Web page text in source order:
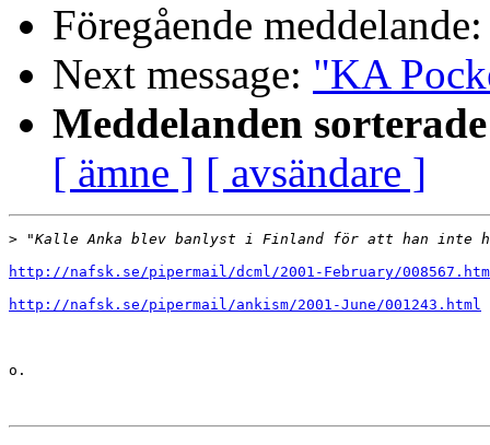
Föregående
Next message: "KA
Meddelanden
[ ämne ] [ avsändare ]
>
http://nafsk.se/pipermail/dcml/2001-February/
http://nafsk.se/pipermail/ankism/2001-June/001243.html
o.